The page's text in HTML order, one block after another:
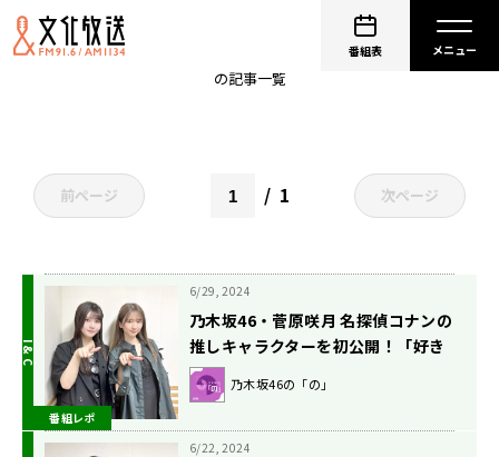
番組表
の記事一覧
前ページ 1 次ページ
番組レポ
6/29, 2024
乃木坂46・菅原咲月 名探偵コナンの
推しキャラクターを初公開！「好き
だって話、したことないんですよ」
乃木坂46の「の」
6/22, 2024